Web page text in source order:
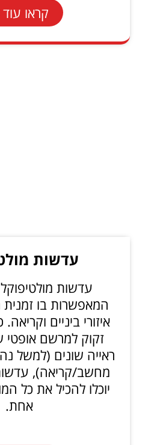
קראו עוד
עדשות
עדשות
המאפשרות בו
איזורי ביניים
זקוק למרשם אופטי
ראייה שונים (למשל
מחשב/קריאה),
יוכלו להכיל את כל
אחת.